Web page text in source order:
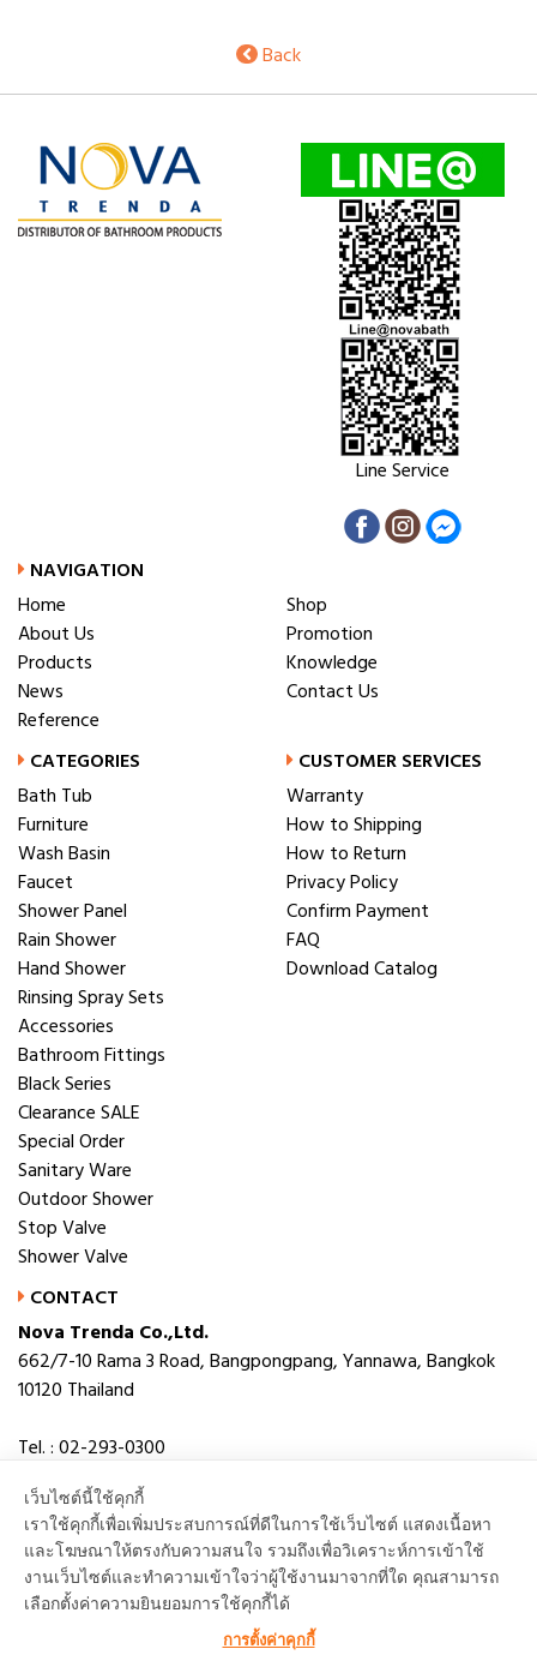
Back
Line Service
NAVIGATION
Home
About Us
Products
News
Reference
Shop
Promotion
Knowledge
Contact Us
CATEGORIES
Bath Tub
Furniture
Wash Basin
Faucet
Shower Panel
Rain Shower
Hand Shower
Rinsing Spray Sets
Accessories
Bathroom Fittings
Black Series
Clearance SALE
Special Order
Sanitary Ware
Outdoor Shower
Stop Valve
Shower Valve
CUSTOMER SERVICES
Warranty
How to Shipping
How to Return
Privacy Policy
Confirm Payment
FAQ
Download Catalog
CONTACT
Nova Trenda Co.,Ltd.
662/7-10 Rama 3 Road, Bangpongpang, Yannawa, Bangkok
10120 Thailand
Tel. : 02-293-0300
E-mail : novabath@novatrenda.co.th
เว็บไซต์นี้ใช้คุกกี้
เราใช้คุกกี้เพื่อเพิ่มประสบการณ์ที่ดีในการใช้เว็บไซต์ แสดงเนื้อหา
และโฆษณาให้ตรงกับความสนใจ รวมถึงเพื่อวิเคราะห์การเข้าใช้
งานเว็บไซต์และทำความเข้าใจว่าผู้ใช้งานมาจากที่ใด คุณสามารถ
เลือกตั้งค่าความยินยอมการใช้คุกกี้ได้
การตั้งค่าคุกกี้